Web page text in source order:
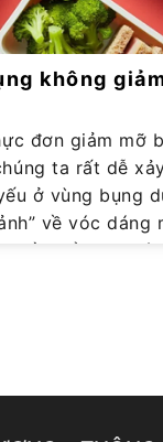
không
ta rất dễ
ở vùng bụng
về vóc dáng
tiềm ẩn cho sức